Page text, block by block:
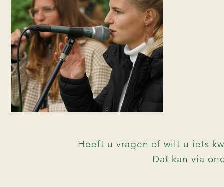
Heeft u vragen of wilt u iets
Dat kan via